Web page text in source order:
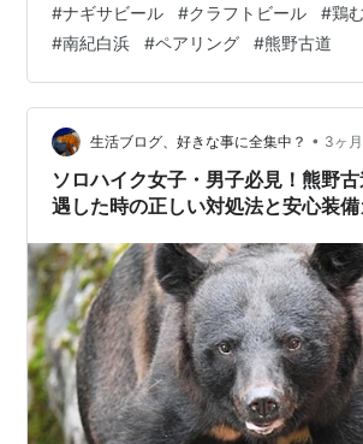
んか。特に愛知や三重にお住まいの方に
は「いつかはゆっくり歩いてみたい熊野
憧れの地。5月の爽やかな風を感じるこ
らその想いが強くなるかもしれません。
ナギサビールの代表的な4種すべてに寄
リング」を目指し、自宅で簡単に作れ…
#ナギサビール #クラフトビール #鶏
#南紀白浜 #ペアリング #熊野古道
生活ブログ、好きな事に全集中？ • 3ヶ
ソロハイク女子・男子必見！熊野
遇した時の正しい対処法と安心装